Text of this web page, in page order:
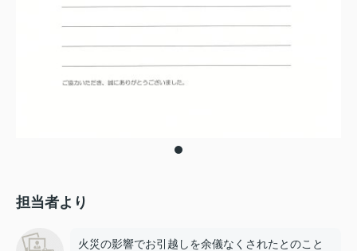
担当者より
火災の影響でお引越しを余儀なくされたとのこと